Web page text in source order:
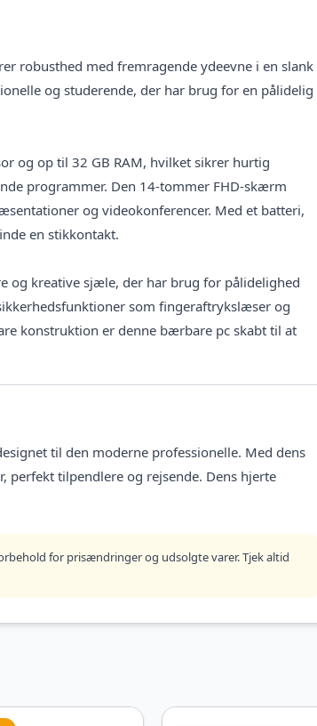
robusthed med fremragende ydeevne i en slank
og studerende, der har brug for en pålidelig
og op til 32 GB RAM, hvilket sikrer hurtig
programmer. Den 14-tommer FHD-skærm
og videokonferencer. Med et batteri,
en stikkontakt.
og kreative sjæle, der har brug for pålidelighed
som fingeraftrykslæser og
konstruktion er denne bærbare pc skabt til at
til den moderne professionelle. Med dens
perfekt tilpendlere og rejsende. Dens hjerte
for prisændringer og udsolgte varer. Tjek altid